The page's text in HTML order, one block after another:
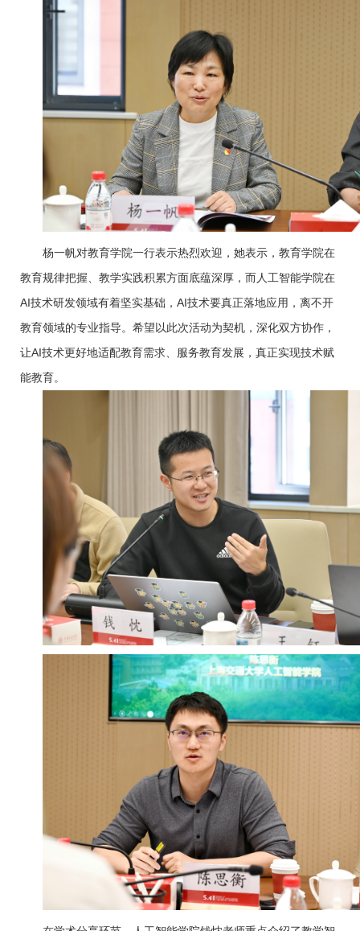
杨一帆对教育学院一行表示热烈欢迎，她表示，教育学院在
教育规律把握、教学实践积累方面底蕴深厚，而人工智能学院在
AI技术研发领域有着坚实基础，AI技术要真正落地应用，离不开
教育领域的专业指导。希望以此次活动为契机，深化双方协作，
让AI技术更好地适配教育需求、服务教育发展，真正实现技术赋
能教育。